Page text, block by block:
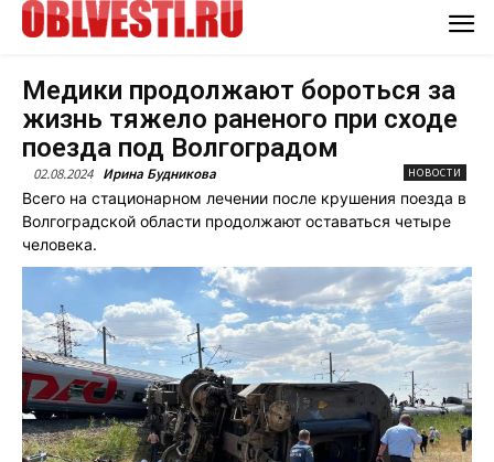
Медики продолжают бороться за
жизнь тяжело раненого при сходе
поезда под Волгоградом
02.08.2024 Ирина Будникова НОВОСТИ
Всего на стационарном лечении после крушения поезда в
Волгоградской области продолжают оставаться четыре
человека.